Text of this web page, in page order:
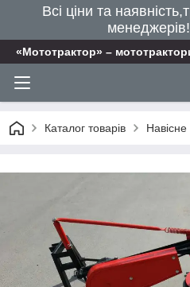
Всі ціни та
«Мототрактор» –
Каталог товарів